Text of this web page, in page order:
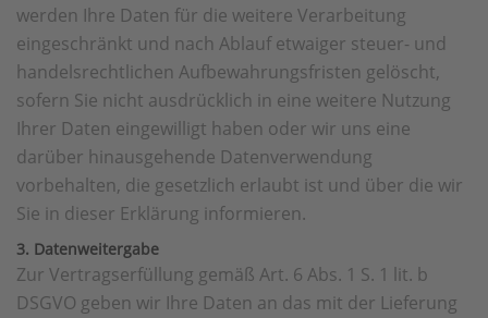
werden Ihre Daten für die weitere Verarbeitung
eingeschränkt und nach Ablauf etwaiger steuer- und
handelsrechtlichen Aufbewahrungsfristen gelöscht,
sofern Sie nicht ausdrücklich in eine weitere Nutzung
Ihrer Daten eingewilligt haben oder wir uns eine
darüber hinausgehende Datenverwendung
vorbehalten, die gesetzlich erlaubt ist und über die wir
Sie in dieser Erklärung informieren.
3. Datenweitergabe
Zur Vertragserfüllung gemäß Art. 6 Abs. 1 S. 1 lit. b
DSGVO geben wir Ihre Daten an das mit der Lieferung